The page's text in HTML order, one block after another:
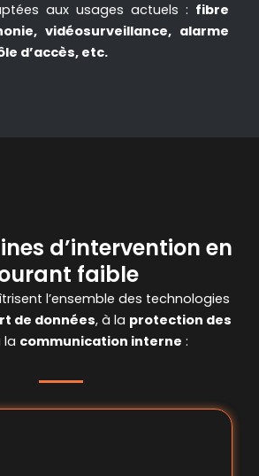
aux usages actuels : fibre
vidéosurveillance, alarme
d’accès, etc.
d’intervention en
faible
l’ensemble des technologies
de données, à la protection des
la communication interne :